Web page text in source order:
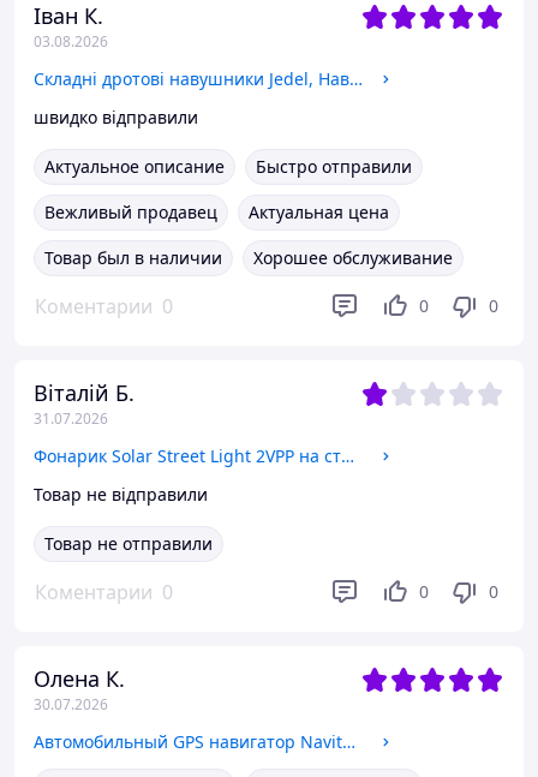
Іван К.
03.08.2026
Складні дротові навушники Jedel, Навушники з мікрофоном на голову для розмов і роботи, стереонавушники для смартфонів
швидко відправили
Актуальное описание
Быстро отправили
Вежливый продавец
Актуальная цена
Товар был в наличии
Хорошее обслуживание
Коментарии 0 0 0
Віталій Б.
31.07.2026
Фонарик Solar Street Light 2VPP на столб, Уличный прожектор на солнечных батареях для уличного освещения с датчиком движения
Товар не відправили
Товар не отправили
Коментарии 0 0 0
Олена К.
30.07.2026
Автомобильный GPS навигатор Navitel 5,0 на 8 Гб памяти, Ёмкостный сенсорный экран с картами для легковых авто